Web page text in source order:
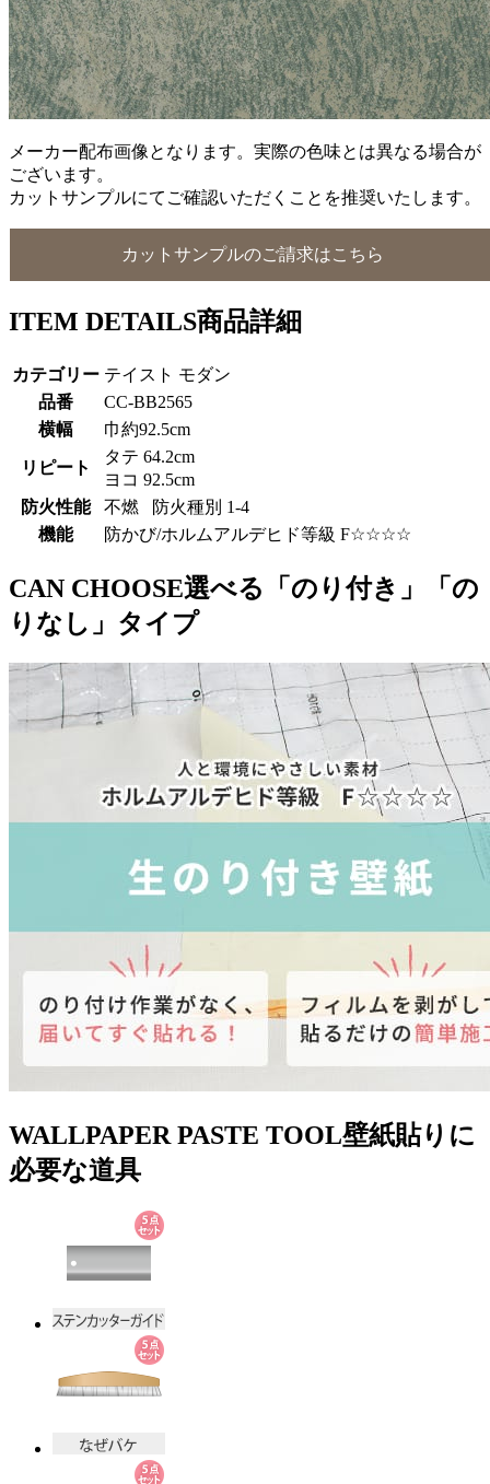
メーカー配布画像となります。実際の色味とは異なる場合が
ございます。
カットサンプルにてご確認いただくことを推奨いたします。
カットサンプルのご請求はこちら
ITEM DETAILS商品詳細
カテゴリー テイスト モダン
品番
CC-BB2565
横幅
巾約92.5cm
リピート
タテ 64.2cm
ヨコ 92.5cm
防火性能
不燃 防火種別 1-4
機能
防かび/ホルムアルデヒド等級 F☆☆☆☆
CAN CHOOSE選べる「のり付き」「の
りなし」タイプ
WALLPAPER PASTE TOOL壁紙貼りに
必要な道具